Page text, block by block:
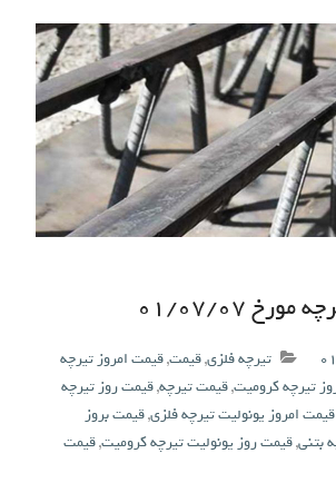
۰۱/۰۷/۰۷
تیرچه فلزی,قیمت,قیمت امروز تیرچه
تیرچه کرومیت,قیمت تیرچه,قیمت روز تیرچه
قیمت امروز یونولیت تیرچه فلزی,قیمت بروز
بتنی,قیمت روز یونولیت تیرچه کرومیت,قیمت